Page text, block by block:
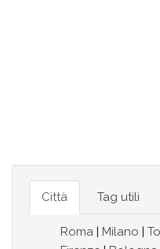
Città Tag utili
Roma Milano